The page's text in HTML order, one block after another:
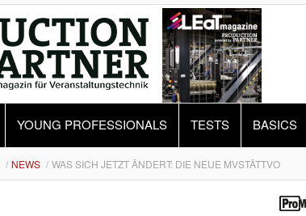
YOUNG PROFESSIONALS TESTS BASICS
NEWS WAS SICH JETZT ÄNDERT: DIE NEUE MVSTÄTTVO